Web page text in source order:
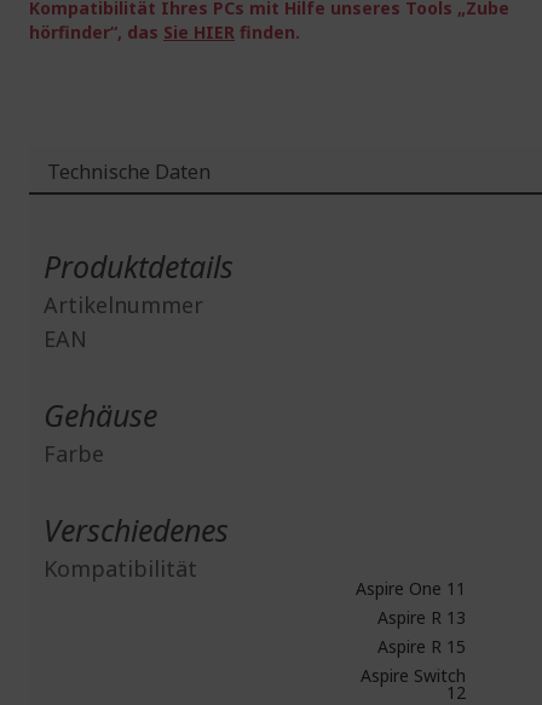
Kompatibilität Ihres PCs mit Hilfe unseres Tools „Zube
hörfinder“, das Sie HIER finden.
Technische Daten
Produktdetails
Artikelnummer
EAN
Gehäuse
Farbe
Verschiedenes
Kompatibilität
Aspire One 11
Aspire R 13
Aspire R 15
Aspire Switch
12